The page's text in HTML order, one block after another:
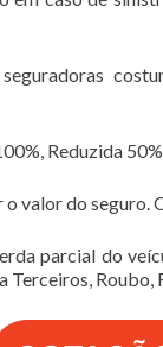
Reduzida
valor do
parcial do
Roubo,